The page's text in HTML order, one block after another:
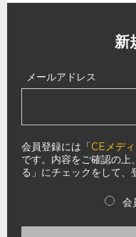
新
メールアドレス
会員登録には「CEメデ
です。内容をご確認の上
る」にチェックをして、
会